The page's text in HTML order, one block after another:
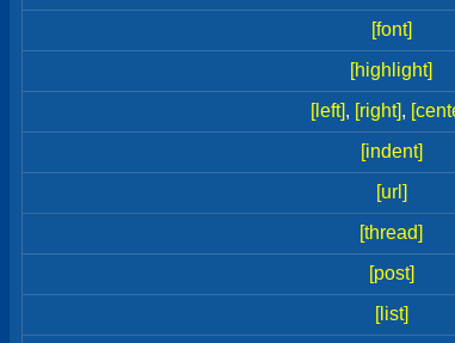
[font]
[highlight]
[left], [right],
[indent]
[url]
[thread]
[post]
[list]